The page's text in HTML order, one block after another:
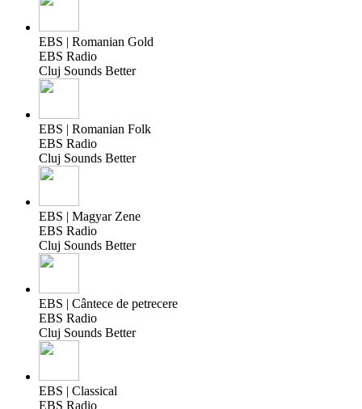
EBS | Romanian Gold
EBS Radio
Cluj Sounds Better
EBS | Romanian Folk
EBS Radio
Cluj Sounds Better
EBS | Magyar Zene
EBS Radio
Cluj Sounds Better
EBS | Cântece de petrecere
EBS Radio
Cluj Sounds Better
EBS | Classical
EBS Radio